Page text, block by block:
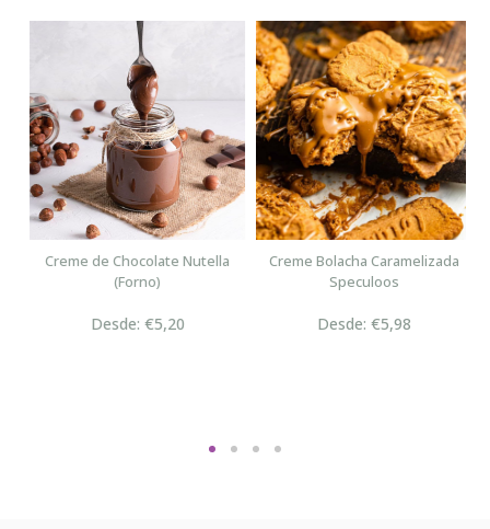
Creme de Chocolate Nutella
(Forno)
Desde: €5,20
Creme Bolacha Caramelizada
Speculoos
Desde: €5,98